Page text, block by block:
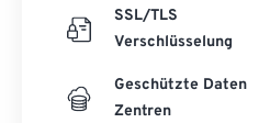
SSL/TLS
Verschlüsselung
Geschützte Daten
Zentren